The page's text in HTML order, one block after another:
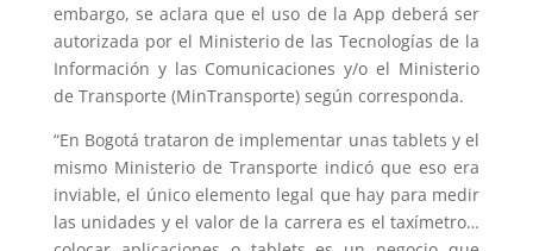
embargo, se aclara que el uso de la App deberá ser
autorizada por el Ministerio de las Tecnologías de la
Información y las Comunicaciones y/o el Ministerio
de Transporte (MinTransporte) según corresponda.
“En Bogotá trataron de implementar unas tablets y el
mismo Ministerio de Transporte indicó que eso era
inviable, el único elemento legal que hay para medir
las unidades y el valor de la carrera es el taxímetro…